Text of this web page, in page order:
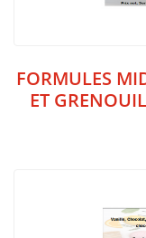
FORMULES
ET